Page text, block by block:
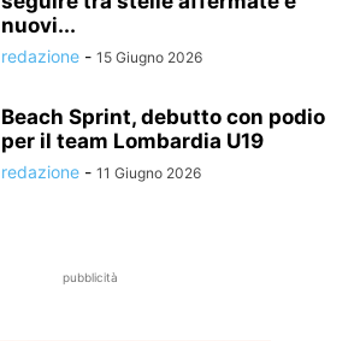
nuovi...
redazione - 15 Giugno 2026
Beach Sprint, debutto con podio
per il team Lombardia U19
redazione - 11 Giugno 2026
pubblicità